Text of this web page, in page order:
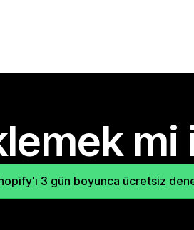
3 gün boyunca ücretsiz